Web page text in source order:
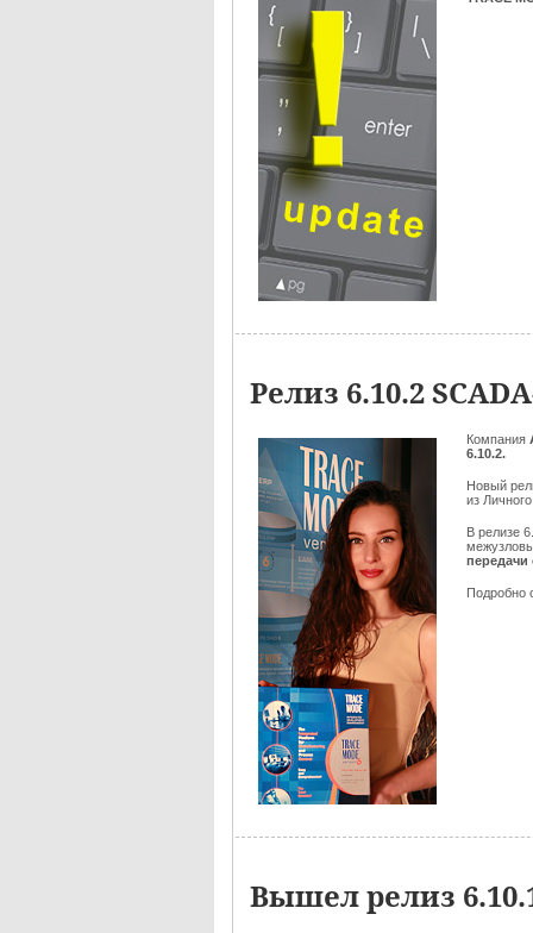
Релиз 6.10.2
Компания
6.10.2.
Новый
из
В релизе
передачи
Подробно
Вышел релиз